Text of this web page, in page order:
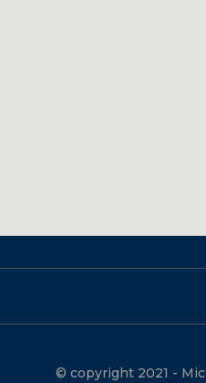
© copyright 2021 -